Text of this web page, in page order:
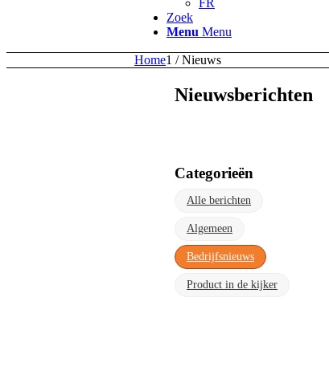
FR
Zoek
Menu Menu
Home1 / Nieuws
Nieuwsberichten
Categorieën
Alle berichten
Algemeen
Bedrijfsnieuws
Product in de kijker